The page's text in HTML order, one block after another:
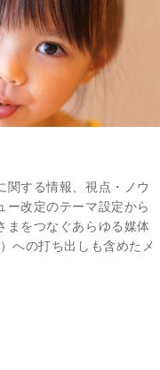
関する情報、視点・ノウ
ー改定のテーマ設定から
まをつなぐあらゆる媒体
への打ち出しも含めたメ